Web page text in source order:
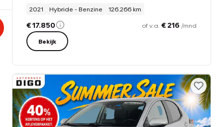
2021
Hybride - Benzine 126.266 km
€ 17.850 of v.a. € 216 /mnd
Bekijk